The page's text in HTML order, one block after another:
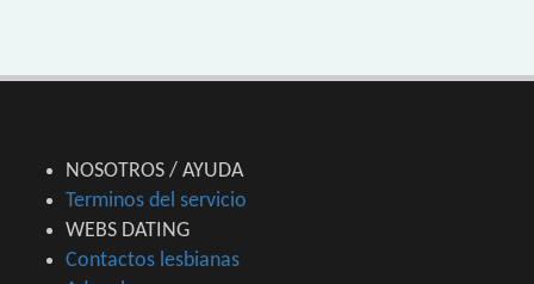
NOSOTROS / AYUDA
Terminos del servicio
WEBS DATING
Contactos lesbianas